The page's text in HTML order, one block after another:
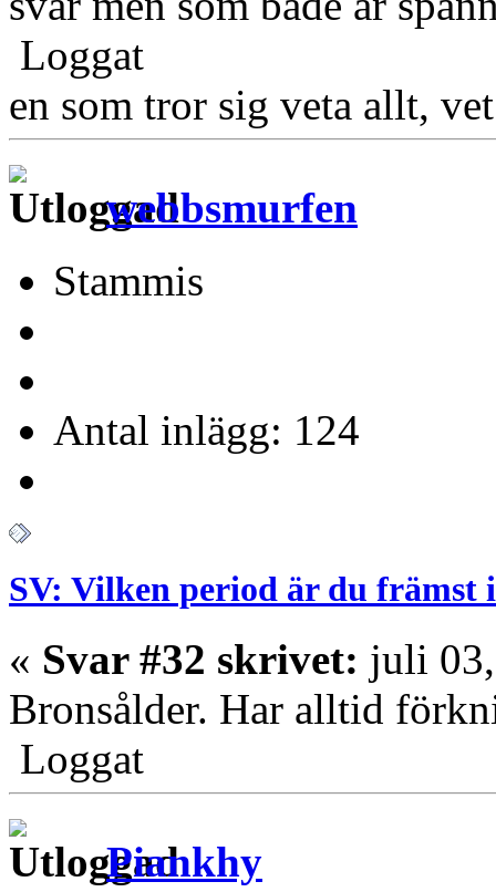
Loggat
en som tror sig veta allt,
webbsmurfen
Stammis
Antal inlägg: 124
SV: Vilken period är du främst
« Svar #32 skrivet: juli
Bronsålder. Har alltid
Loggat
Piankhy